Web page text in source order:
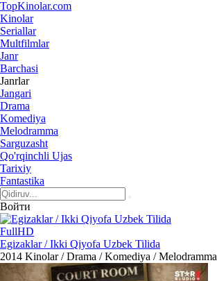
TopKinolar.com
Kinolar
Seriallar
Multfilmlar
Janr
Barchasi
Janrlar
Jangari
Drama
Komediya
Melodramma
Sarguzasht
Qo'rqinchli Ujas
Tarixiy
Fantastika
Войти
FullHD
Egizaklar / Ikki Qiyofa Uzbek Tilida
2014 Kinolar / Drama / Komediya / Melodramma